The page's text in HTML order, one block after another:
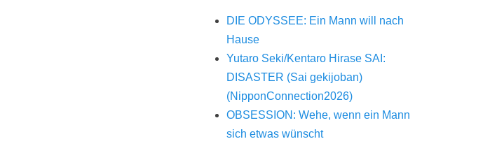
DIE ODYSSEE: Ein Mann will nach
Hause
Yutaro Seki/Kentaro Hirase SAI:
DISASTER (Sai gekijoban)
(NipponConnection2026)
OBSESSION: Wehe, wenn ein Mann
sich etwas wünscht